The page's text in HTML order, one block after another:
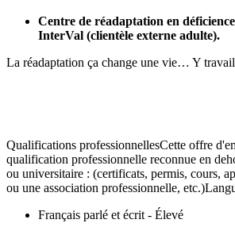
Centre de réadaptation en
InterVal (clientèle externe adulte).
La réadaptation ça change une vie… Y
Qualifications professionnellesCette offre
qualification professionnelle reconnue en
ou universitaire : (certificats, permis, cours,
ou une association professionnelle,
Français parlé et écrit - Élevé